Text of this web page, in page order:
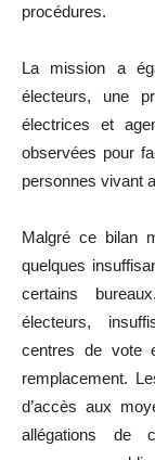
procédures.
La mission a
électeurs, une
électrices et
observées pour
personnes vivant
Malgré ce bilan
quelques
certains
électeurs,
centres de vote
remplacement.
d’accès aux
allégations de